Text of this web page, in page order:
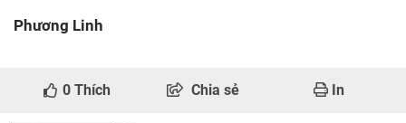
Phương Linh
0 Thích Chia sẻ In